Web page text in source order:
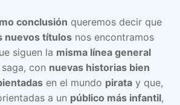
conclusión queremos decir que
nuevos títulos nos encontramos
siguen la misma línea general
con nuevas historias bien
en el mundo pirata y que,
a un público más infantil,